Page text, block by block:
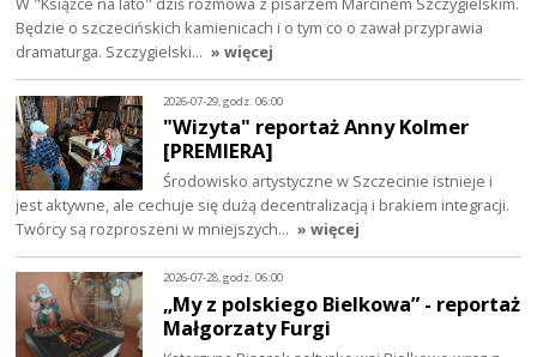
Będzie o szczecińskich kamienicach i o tym co o zawał przyprawia
dramaturga. Szczygielski… » więcej
2026-07-29, godz. 06:00
"Wizyta" reportaż Anny Kolmer
[PREMIERA]
Środowisko artystyczne w Szczecinie istnieje i
jest aktywne, ale cechuje się dużą decentralizacją i brakiem integracji.
Twórcy są rozproszeni w mniejszych… » więcej
2026-07-28, godz. 06:00
„My z polskiego Bielkowa” - reportaż
Małgorzaty Furgi